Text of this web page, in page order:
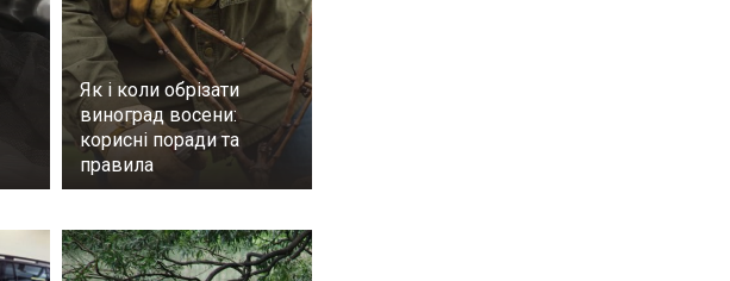
Як і коли обрізати
виноград восени:
корисні поради та
правила